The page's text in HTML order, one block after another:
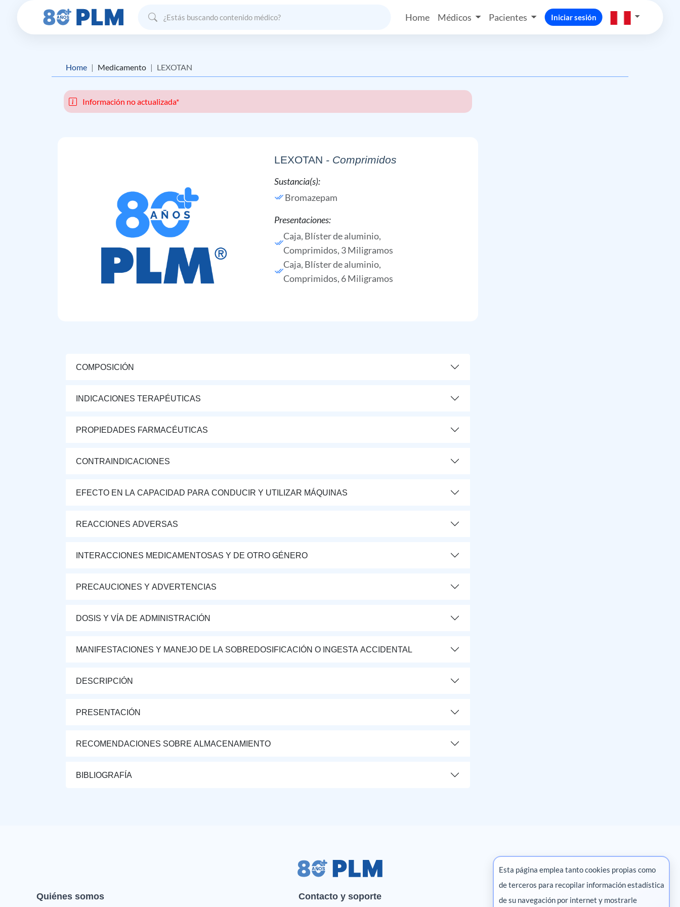
Home Médicos Pacientes Iniciar sesión
Home Medicamento LEXOTAN
Información no actualizada*
LEXOTAN - Comprimidos
Sustancia(s):
Bromazepam
Presentaciones:
Caja, Blíster de aluminio,
Comprimidos, 3 Miligramos
Caja, Blíster de aluminio,
Comprimidos, 6 Miligramos
COMPOSICIÓN
INDICACIONES TERAPÉUTICAS
PROPIEDADES FARMACÉUTICAS
CONTRAINDICACIONES
EFECTO EN LA CAPACIDAD PARA CONDUCIR Y UTILIZAR MÁQUINAS
REACCIONES ADVERSAS
INTERACCIONES MEDICAMENTOSAS Y DE OTRO GÉNERO
PRECAUCIONES Y ADVERTENCIAS
DOSIS Y VÍA DE ADMINISTRACIÓN
MANIFESTACIONES Y MANEJO DE LA SOBREDOSIFICACIÓN O INGESTA ACCIDENTAL
DESCRIPCIÓN
PRESENTACIÓN
RECOMENDACIONES SOBRE ALMACENAMIENTO
BIBLIOGRAFÍA
Quiénes somos Contacto y soporte Marketing digital
Esta página emplea tanto cookies propias como
de terceros para recopilar información estadística
de su navegación por internet y mostrarle